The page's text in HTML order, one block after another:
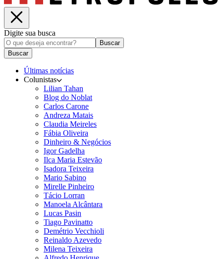
Digite sua busca
Buscar
Buscar
Últimas notícias
Colunistas
Lilian Tahan
Blog do Noblat
Carlos Carone
Andreza Matais
Claudia Meireles
Fábia Oliveira
Dinheiro & Negócios
Igor Gadelha
Ilca Maria Estevão
Isadora Teixeira
Mario Sabino
Mirelle Pinheiro
Tácio Lorran
Manoela Alcântara
Lucas Pasin
Tiago Pavinatto
Demétrio Vecchioli
Reinaldo Azevedo
Milena Teixeira